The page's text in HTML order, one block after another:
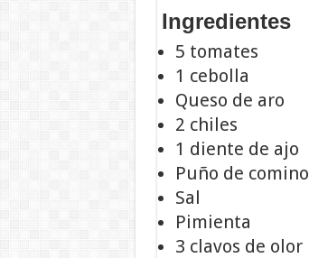
Ingredientes
5 tomates
1 cebolla
Queso de aro
2 chiles
1 diente de ajo
Puño de comino
Sal
Pimienta
3 clavos de olor